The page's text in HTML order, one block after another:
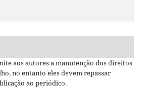
aos autores a manutenção dos direitos
no entanto eles devem repassar
ao periódico.